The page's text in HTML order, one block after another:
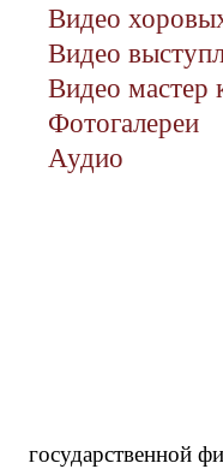
Видео
Видео
Видео мастер
Фотогалереи
Аудио
государственной